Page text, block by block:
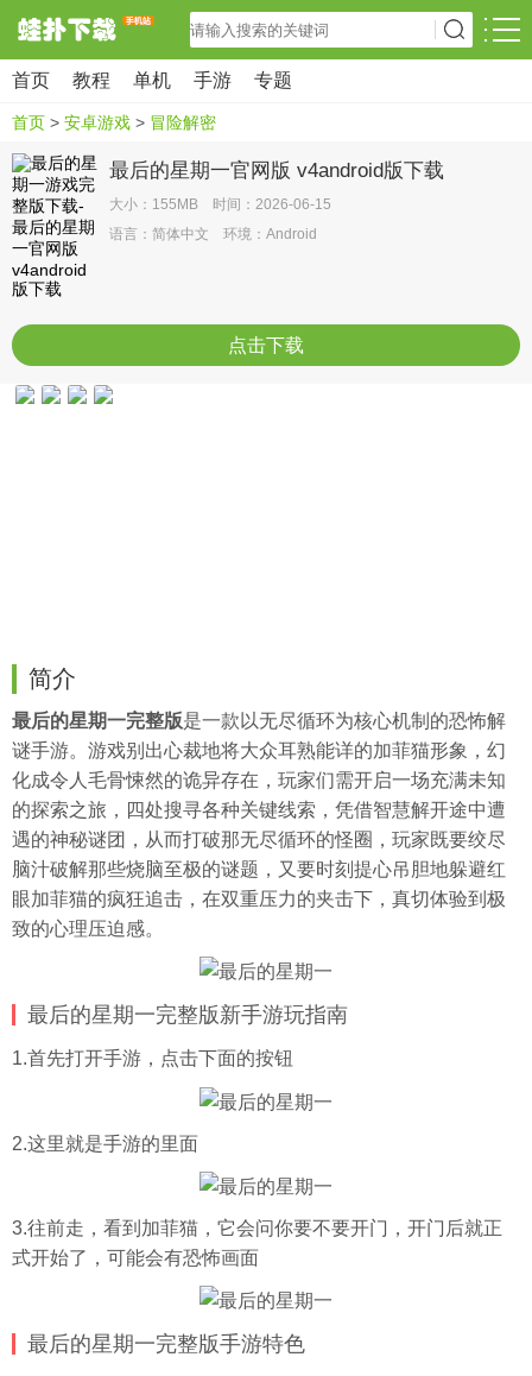
首页 教程 单机 手游 专题
首页 > 安卓游戏 > 冒险解密
最后的星期一官网版 v4android版下载
大小：155MB 时间：2026-06-15
语言：简体中文 环境：Android
点击下载
简介
最后的星期一完整版是一款以无尽循环为核心机制的恐怖解
谜手游。游戏别出心裁地将大众耳熟能详的加菲猫形象，幻
化成令人毛骨悚然的诡异存在，玩家们需开启一场充满未知
的探索之旅，四处搜寻各种关键线索，凭借智慧解开途中遭
遇的神秘谜团，从而打破那无尽循环的怪圈，玩家既要绞尽
脑汁破解那些烧脑至极的谜题，又要时刻提心吊胆地躲避红
眼加菲猫的疯狂追击，在双重压力的夹击下，真切体验到极
致的心理压迫感。
最后的星期一完整版新手游玩指南
1.首先打开手游，点击下面的按钮
2.这里就是手游的里面
3.往前走，看到加菲猫，它会问你要不要开门，开门后就正
式开始了，可能会有恐怖画面
最后的星期一完整版手游特色